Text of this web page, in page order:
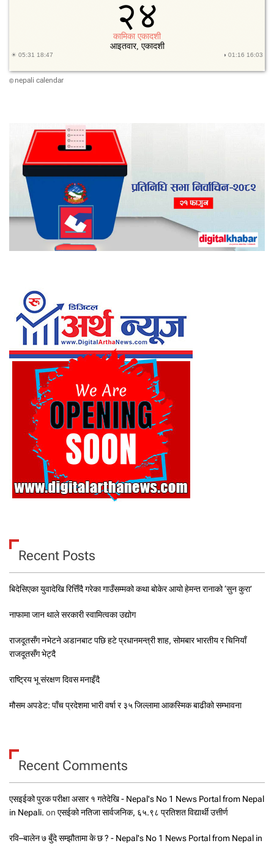
© nepali calendar
Recent Posts
बिदेसिएका युवादेखि रित्तिँदै गरेका गाउँसम्मको कथा बोकेर आयो हेमन्त रानाको ‘सुन कुरा’
नाफामा जान थाले सरकारी स्वामित्वका उद्योग
राजदूतसँग नभेटने अडानबाट पछि हटे प्रधानमन्त्री शाह, सोमबार भारतीय र चिनियाँ
राजदूतसँग भेट्दै
राष्ट्रिय भू संरक्षण दिवस मनाइँदै
मौसम अपडेट: पाँच प्रदेशमा भारी वर्षा र ३५ जिल्लामा आकस्मिक बाढीको सम्भावना
Recent Comments
एसइईको पुरक परीक्षा असार १ गतेदेखि - Nepal's No 1 News Portal from Nepal
in Nepali. on एसईको नतिजा सार्वजनिक, ६५.९८ प्रतिशत विद्यार्थी उत्तीर्ण
रवि–बालेन ७ बुँदे सम्झौतामा के छ ? - Nepal's No 1 News Portal from Nepal in